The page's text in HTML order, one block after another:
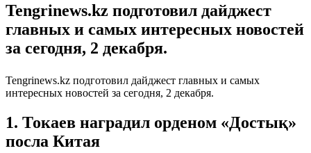
Tengrinews.kz подготовил дайджест
главных и самых интересных новостей
за сегодня, 2 декабря.
Tengrinews.kz подготовил дайджест главных и самых
интересных новостей за сегодня, 2 декабря.
1. Токаев наградил орденом «Достық»
посла Китая